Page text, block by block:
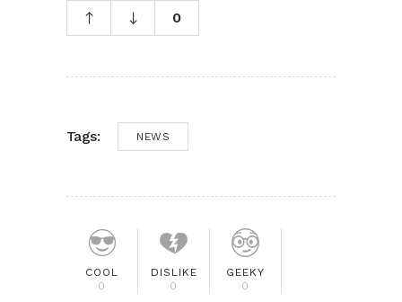
0
Tags: NEWS
COOL
0
DISLIKE
0
GEEKY
0